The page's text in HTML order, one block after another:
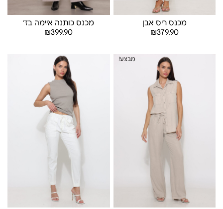
מכנס ריס אבן
₪379.90
מכנס כותנה איימה בז׳
₪399.90
מבצע!